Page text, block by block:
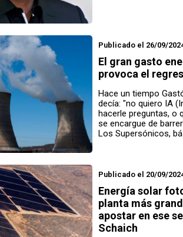
Publicado el 26/09/
El gran gasto
provoca el
Hace un tiempo
decía: "no quiero IA
hacerle preguntas, o
se encargue de
Los Supersónicos,
Publicado el 20/09/
Energía solar
planta más
apostar en ese
Schaich